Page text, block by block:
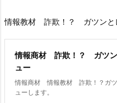
情報教材 詐欺！？ ガツンと
情報商材 詐欺！？ ガツ
ュー
情報商材 情報教材 詐欺！？ガ
ューします。